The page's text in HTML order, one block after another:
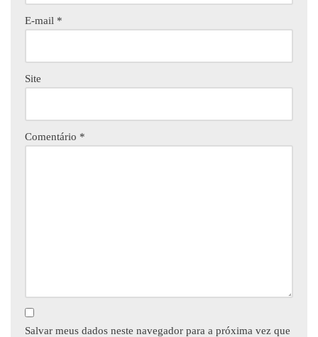
E-mail *
Site
Comentário *
Salvar meus dados neste navegador para a próxima vez que